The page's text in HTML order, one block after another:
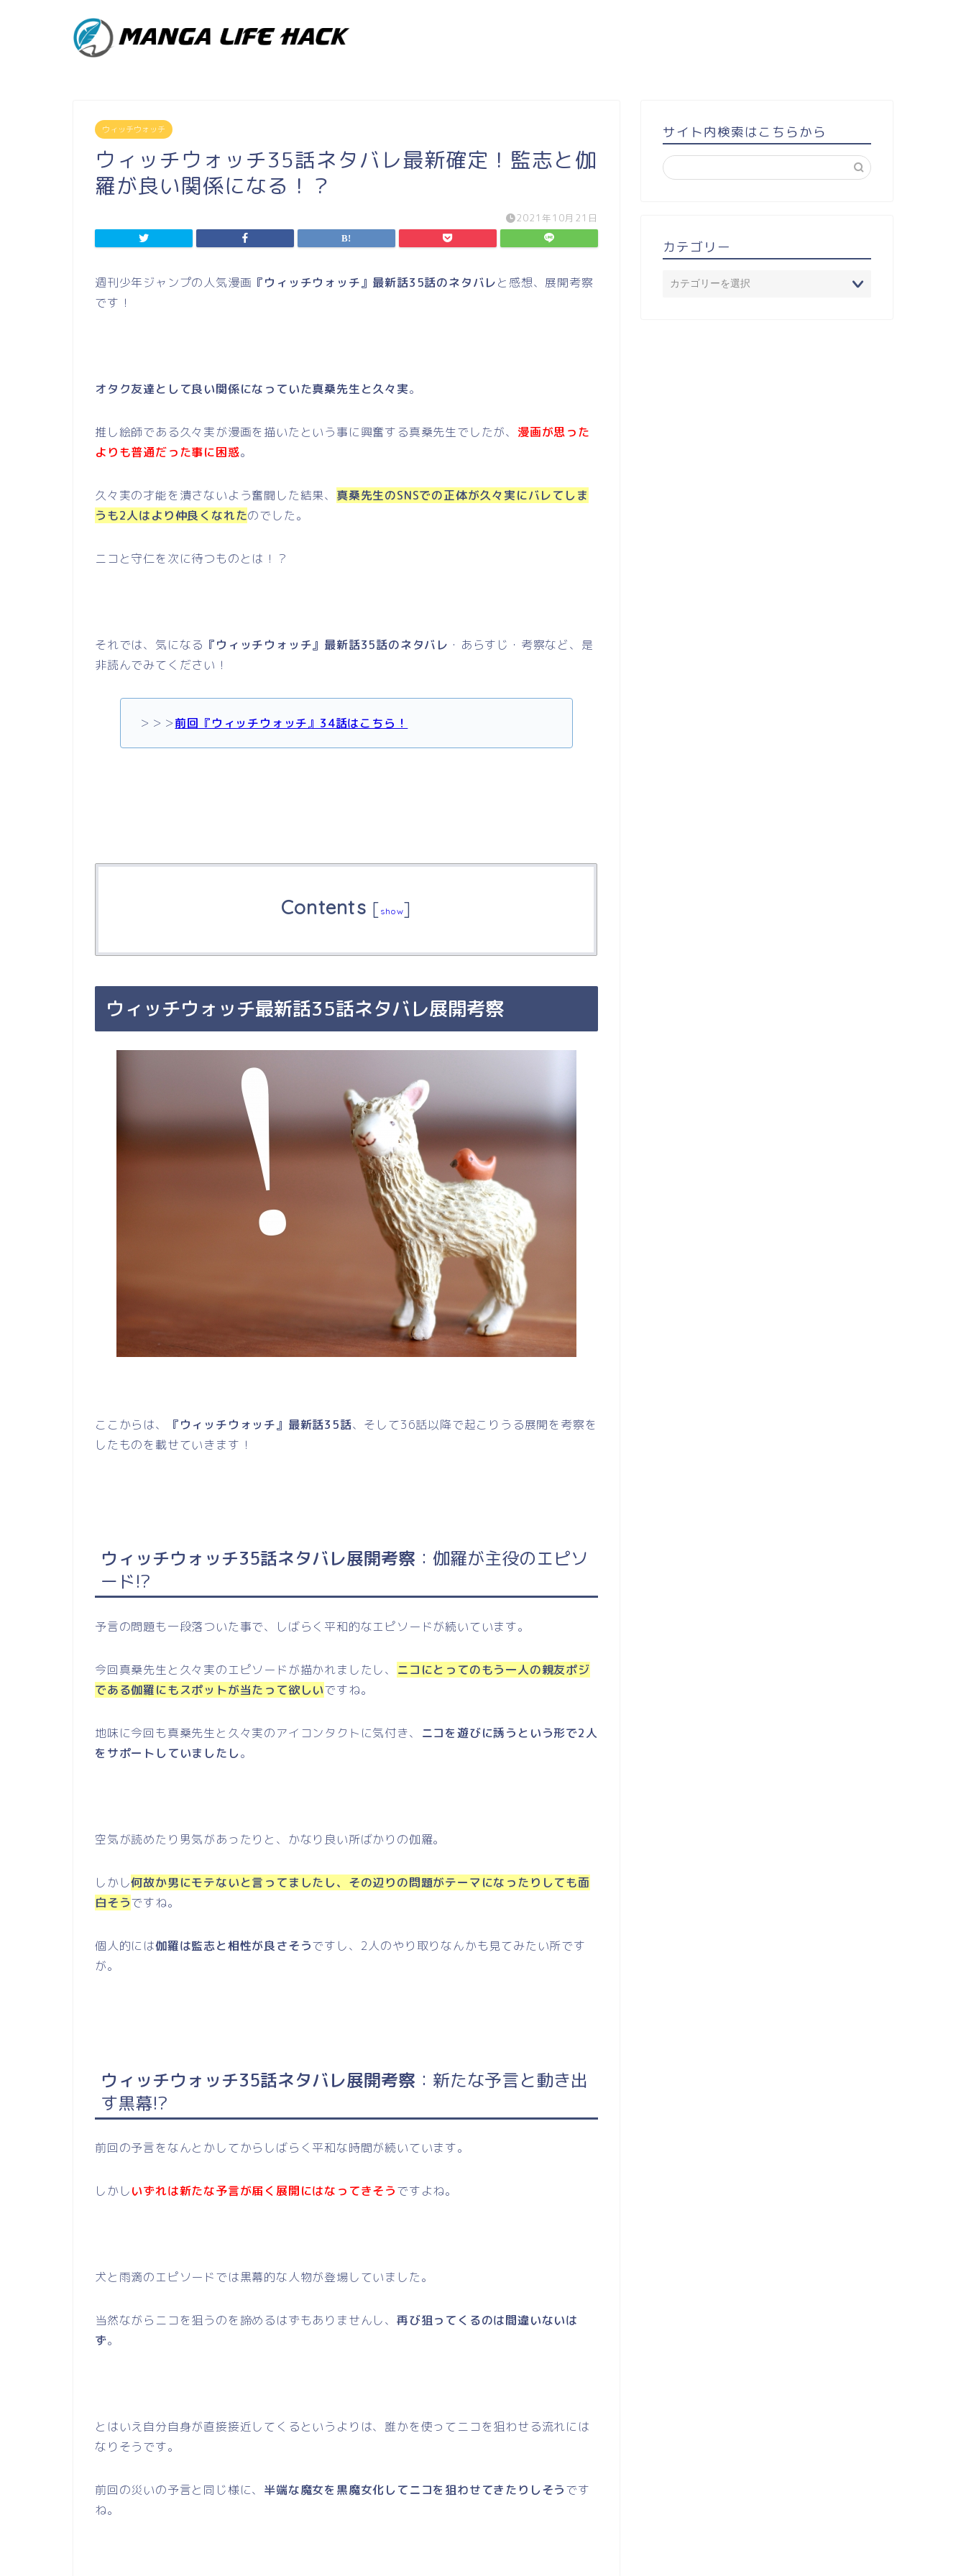
ウィッチウォッチ
ウィッチウォッチ35話ネタバレ最新確定！監志と伽
羅が良い関係になる！？
2021年10月21日
週刊少年ジャンプの人気漫画 『ウィッチウォッチ』最新話35話のネタバレと感想、展開考察
です！
オタク友達として良い関係になっていた真桑先生と久々実。
推し絵師である久々実が漫画を描いたという事に興奮する真桑先生でしたが、 漫画が思った
よりも普通だった事に困惑。
久々実の才能を潰さないよう奮闘した結果、 真桑先生のSNSでの正体が久々実にバレてしま
うも2人はより仲良くなれたのでした。
ニコと守仁を次に待つものとは！？
それでは、気になる 『ウィッチウォッチ』最新話35話のネタバレ ・あらすじ・考察など、是
非読んでみてください！
＞＞＞前回『ウィッチウォッチ』34話はこちら！
Contents [ show]
ウィッチウォッチ最新話35話ネタバレ展開考察
ここからは、 『ウィッチウォッチ』最新話35話、そして36話以降で起こりうる展開を考察を
したものを載せていきます！
ウィッチウォッチ35話ネタバレ展開考察 ：伽羅が主役のエピソ
ード!?
予言の問題も一段落ついた事で、しばらく平和的なエピソードが続いています。
今回真桑先生と久々実のエピソードが描かれましたし、 ニコにとってのもう一人の親友ポジ
である伽羅にもスポットが当たって欲しいですね。
地味に今回も真桑先生と久々実のアイコンタクトに気付き、
ニコを遊びに誘うという形で2人
をサポートしていましたし。
空気が読めたり男気があったりと、かなり良い所ばかりの伽羅。
しかし何故か男にモテないと言ってましたし、その辺りの問題がテーマになったりしても面
白そうですね。
個人的には伽羅は監志と相性が良さそうですし、2人のやり取りなんかも見てみたい所です
が。
ウィッチウォッチ35話ネタバレ展開考察 ：新たな予言と動き出
す黒幕!?
前回の予言をなんとかしてからしばらく平和な時間が続いています。
しかしいずれは新たな予言が届く展開にはなってきそうですよね。
犬と雨滴のエピソードでは黒幕的な人物が登場していました。
当然ながらニコを狙うのを諦めるはずもありませんし、 再び狙ってくるのは間違いないは
ず。
とはいえ自分自身が直接接近してくるというよりは、誰かを使ってニコを狙わせる流れには
なりそうです。
前回の災いの予言と同じ様に、 半端な魔女を黒魔女化してニコを狙わせてきたりしそうです
ね。
サイト内検索はこちらから
カテゴリー